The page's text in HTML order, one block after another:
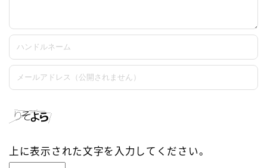
上に表示された文字を入力してください。